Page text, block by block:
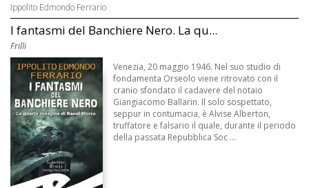
Ippolito Edmondo Ferrario
I fantasmi del Banchiere Nero. La qu...
Frilli
Venezia, 20 maggio 1946. Nel suo studio di
fondamenta Orseolo viene ritrovato con il
cranio sfondato il cadavere del notaio
Giangiacomo Ballarin. Il solo sospettato,
seppur in contumacia, è Alvise Alberton,
truffatore e falsario il quale, durante il periodo
della passata Repubblica Soc ...